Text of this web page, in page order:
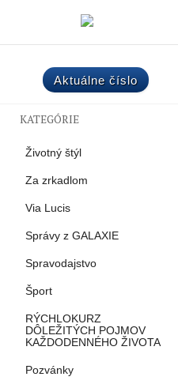
Aktuálne číslo
KATEGÓRIE
Životný štýl
Za zrkadlom
Via Lucis
Správy z GALAXIE
Spravodajstvo
Šport
RÝCHLOKURZ
DÔLEŽITÝCH POJMOV
KAŽDODENNÉHO ŽIVOTA
Pozvánky